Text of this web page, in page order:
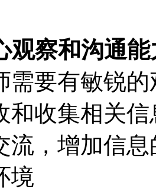
观察和沟通能
需要有敏锐
和收集相关
流，增加信
境